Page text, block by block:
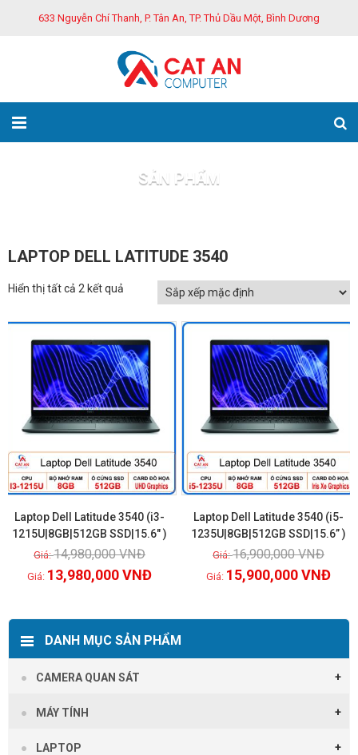
633 Nguyễn Chí Thanh, P. Tân An, TP. Thủ Dầu Một, Bình Dương
SẢN PHẨM
LAPTOP DELL LATITUDE 3540
Hiển thị tất cả 2 kết quả
GIẢM GIÁ!
Xem chi tiết
Laptop Dell Latitude 3540 (i3-
1215U|8GB|512GB SSD|15.6″ )
14,980,000VNĐ
13,980,000VNĐ
GIẢM GIÁ!
Xem chi tiết
Laptop Dell Latitude 3540 (i5-
1235U|8GB|512GB SSD|15.6” )
16,900,000VNĐ
15,900,000VNĐ
DANH MỤC SẢN PHẨM
CAMERA QUAN SÁT
MÁY TÍNH
LAPTOP